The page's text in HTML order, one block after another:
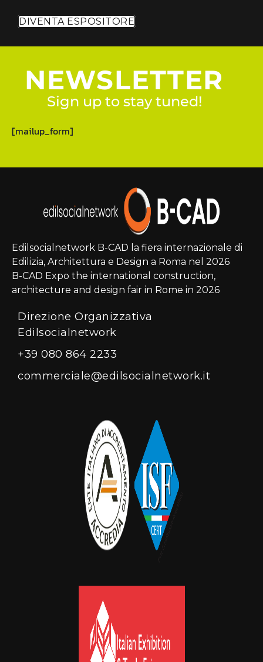
DIVENTA ESPOSITORE
NEWSLETTER
Sign up to stay tuned!
[mailup_form]
Edilsocialnetwork B-CAD la fiera internazionale di
Edilizia, Architettura e Design a Roma nel 2026
B-CAD Expo the international construction,
architecture and design fair in Rome in 2026
Direzione Organizzativa
Edilsocialnetwork
+39 080 864 2233
commerciale@edilsocialnetwork.it